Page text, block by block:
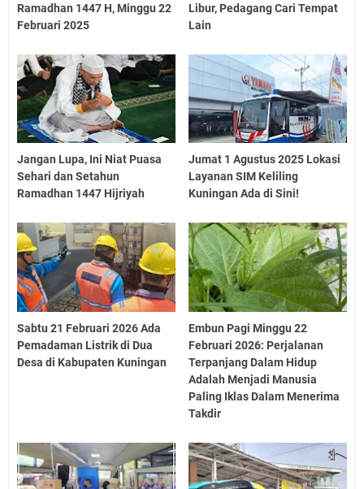
Ramadhan 1447 H, Minggu 22
Februari 2025
Libur, Pedagang Cari Tempat
Lain
Jangan Lupa, Ini Niat Puasa
Sehari dan Setahun
Ramadhan 1447 Hijriyah
Jumat 1 Agustus 2025 Lokasi
Layanan SIM Keliling
Kuningan Ada di Sini!
Sabtu 21 Februari 2026 Ada
Pemadaman Listrik di Dua
Desa di Kabupaten Kuningan
Embun Pagi Minggu 22
Februari 2026: Perjalanan
Terpanjang Dalam Hidup
Adalah Menjadi Manusia
Paling Iklas Dalam Menerima
Takdir